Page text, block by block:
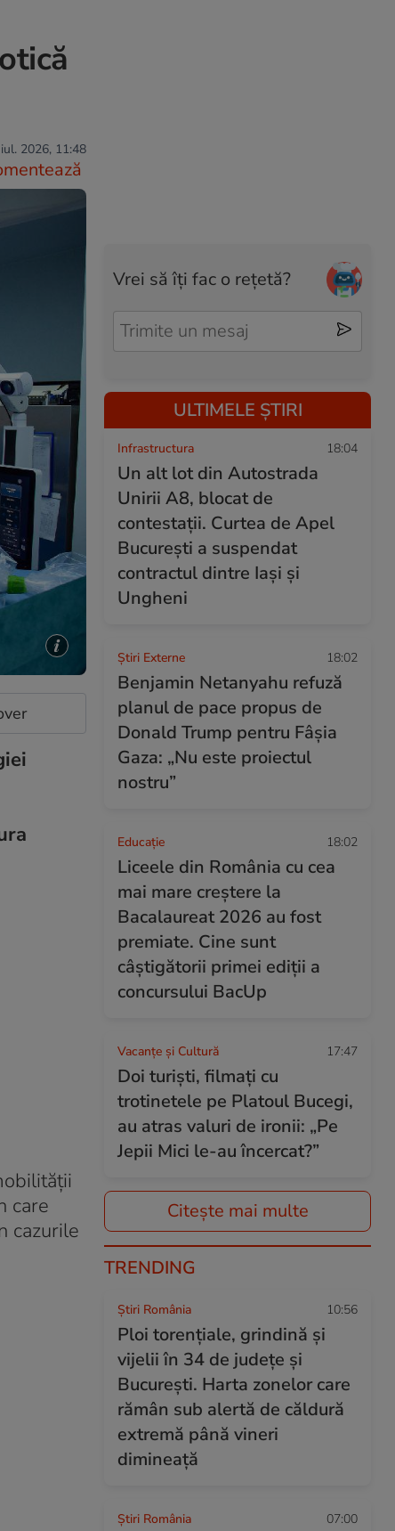
2026, 11:48
care
cazurile
Vrei să îți fac o rețetă?
ULTIMELE ȘTIRI
Infrastructura 18:04
Un alt lot din Autostrada
Unirii A8, blocat de
contestații. Curtea de Apel
București a suspendat
contractul dintre Iași și
Ungheni
Știri Externe 18:02
Benjamin Netanyahu refuză
planul de pace propus de
Donald Trump pentru Fâșia
Gaza: „Nu este proiectul
nostru”
Educație 18:02
Liceele din România cu cea
mai mare creștere la
Bacalaureat 2026 au fost
premiate. Cine sunt
câștigătorii primei ediții a
concursului BacUp
Vacanțe și Cultură 17:47
Doi turiști, filmați cu
trotinetele pe Platoul Bucegi,
au atras valuri de ironii: „Pe
Jepii Mici le-au încercat?”
Citește mai multe
TRENDING
Știri România 10:56
Ploi torențiale, grindină și
vijelii în 34 de județe și
București. Harta zonelor care
rămân sub alertă de căldură
extremă până vineri
dimineață
Știri România 07:00